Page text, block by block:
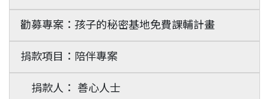
孩子的秘密基地免費課輔計畫
陪伴專案
善心人士